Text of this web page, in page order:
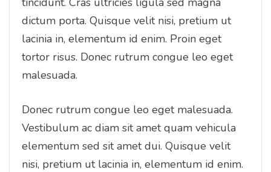
dictum porta. Quisque velit nisi, pretium ut
lacinia in, elementum id enim. Proin eget
tortor risus. Donec rutrum congue leo eget
malesuada.
Donec rutrum congue leo eget malesuada.
Vestibulum ac diam sit amet quam vehicula
elementum sed sit amet dui. Quisque velit
nisi, pretium ut lacinia in, elementum id enim.